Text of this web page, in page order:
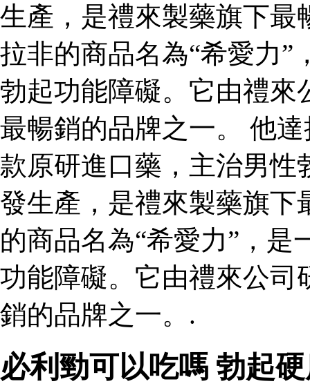
生產，是禮來製藥旗下
拉非的商品名為“希愛力”
勃起功能障礙。它由禮來
最暢銷的品牌之一。 他
款原研進口藥，主治男性
發生產，是禮來製藥旗下
的商品名為“希愛力”，
功能障礙。它由禮來公司
銷的品牌之一。.
必利勁可以吃嗎 勃起